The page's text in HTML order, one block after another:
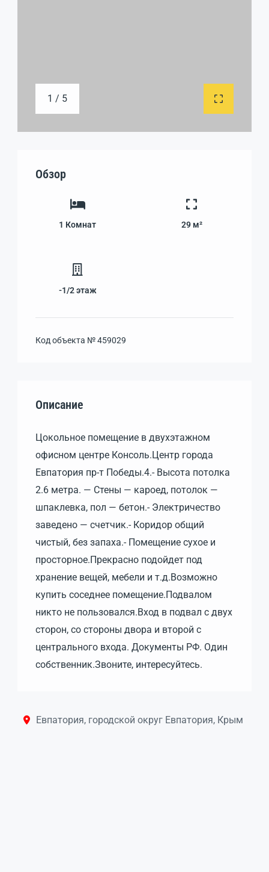
1 / 5
Обзор
1 Комнат 29 м²
-1/2 этаж
Код объекта №459029
Описание
Цокольное помещение в двухэтажном
офисном центре Консоль.Центр города
Евпатория пр-т Победы.4.- Высота потолка
2.6 метра. — Стены — кароед, потолок —
шпаклевка, пол — бетон.- Электричество
заведено — счетчик.- Коридор общий
чистый, без запаха.- Помещение сухое и
просторное.Прекрасно подойдет под
хранение вещей, мебели и т.д.Возможно
купить соседнее помещение.Подвалом
никто не пользовался.Вход в подвал с двух
сторон, со стороны двора и второй с
центрального входа. Документы РФ. Один
собственник.Звоните, интересуйтесь.
Евпатория, городской округ Евпатория, Крым